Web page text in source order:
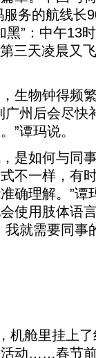
务的航线长
黑”：中午13
三天凌晨又
物钟得频
州后会尽快
”谭玛说。
如何与同事
不一样，有
确理解。”谭
使用肢体语
就需要同事
舱里挂上了
动……春节